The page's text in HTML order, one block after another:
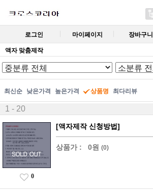
로그인 마이페이지 장바구니
액자 맞춤제작
최신순 낮은가격 높은가격 상품명 최다리뷰
1 - 20
[액자제작 신청방법]
상품가 : 0원 (0)
0